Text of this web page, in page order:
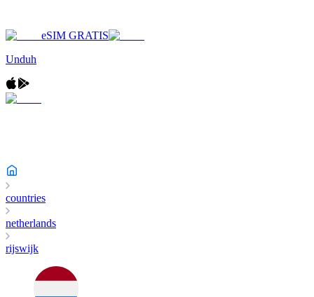
eSIM GRATIS
Unduh
countries
netherlands
rijswijk